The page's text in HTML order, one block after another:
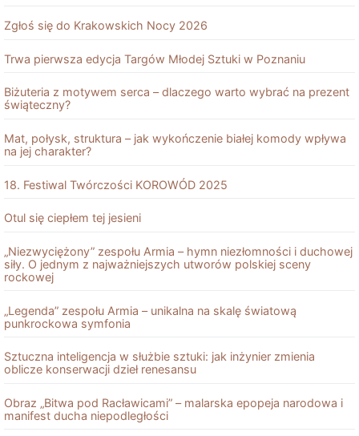
Zgłoś się do Krakowskich Nocy 2026
Trwa pierwsza edycja Targów Młodej Sztuki w Poznaniu
Biżuteria z motywem serca – dlaczego warto wybrać na prezent
świąteczny?
Mat, połysk, struktura – jak wykończenie białej komody wpływa
na jej charakter?
18. Festiwal Twórczości KOROWÓD 2025
Otul się ciepłem tej jesieni
„Niezwyciężony” zespołu Armia – hymn niezłomności i duchowej
siły. O jednym z najważniejszych utworów polskiej sceny
rockowej
„Legenda” zespołu Armia – unikalna na skalę światową
punkrockowa symfonia
Sztuczna inteligencja w służbie sztuki: jak inżynier zmienia
oblicze konserwacji dzieł renesansu
Obraz „Bitwa pod Racławicami” – malarska epopeja narodowa i
manifest ducha niepodległości